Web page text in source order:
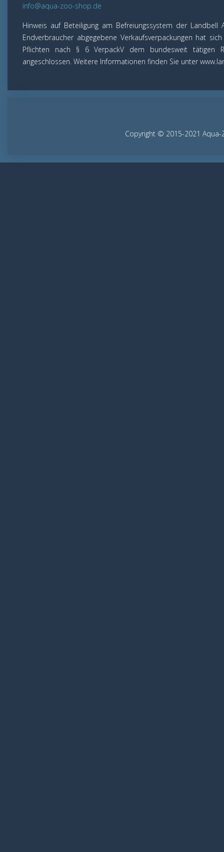
info@aqua-zoo-shop.de
Hinweis auf Beteiligung am Befreiungssystem der
Endverbraucher abgegebene Verkaufsverpackungen hat
Pflichten nach § 6 VerpackV dem bundesweit tätigen
angeschlossen. Weitere Informationen finden Sie unter
Copyright © 2015-2021